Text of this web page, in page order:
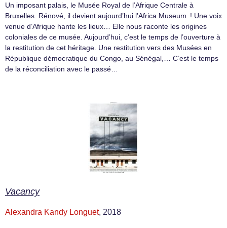
Un imposant palais, le Musée Royal de l’Afrique Centrale à
Bruxelles. Rénové, il devient aujourd’hui l’Africa Museum ! Une voix
venue d’Afrique hante les lieux… Elle nous raconte les origines
coloniales de ce musée. Aujourd’hui, c’est le temps de l’ouverture à
la restitution de cet héritage. Une restitution vers des Musées en
République démocratique du Congo, au Sénégal,… C’est le temps
de la réconciliation avec le passé…
Vacancy
Alexandra Kandy Longuet, 2018